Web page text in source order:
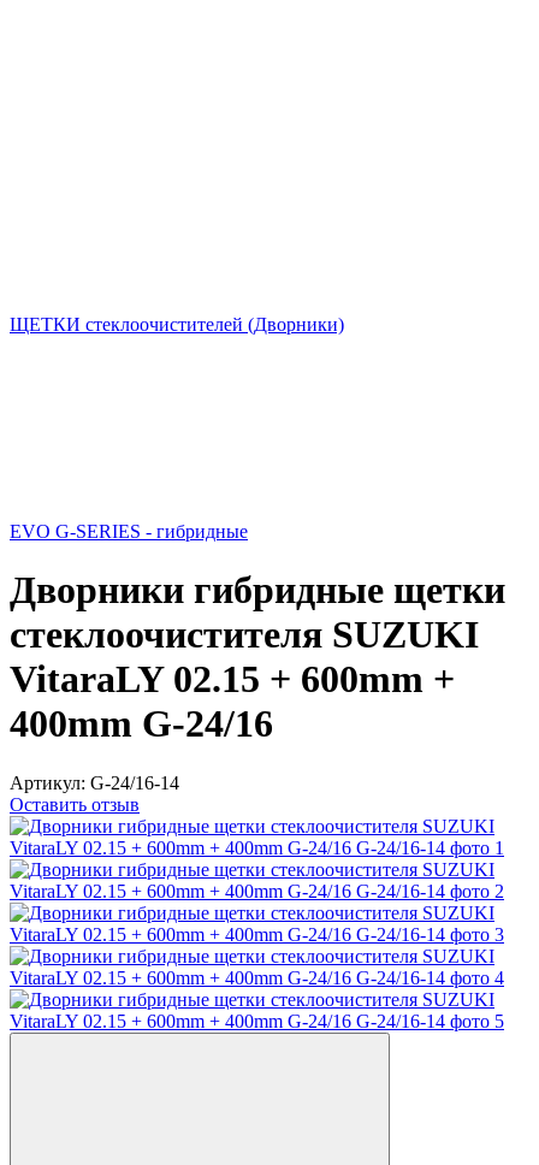
ЩЕТКИ стеклоочистителей (Дворники)
EVO G-SERIES - гибридные
Дворники гибридные щетки
стеклоочистителя SUZUKI
VitaraLY 02.15 + 600mm +
400mm G-24/16
Артикул: G-24/16-14
Оставить отзыв